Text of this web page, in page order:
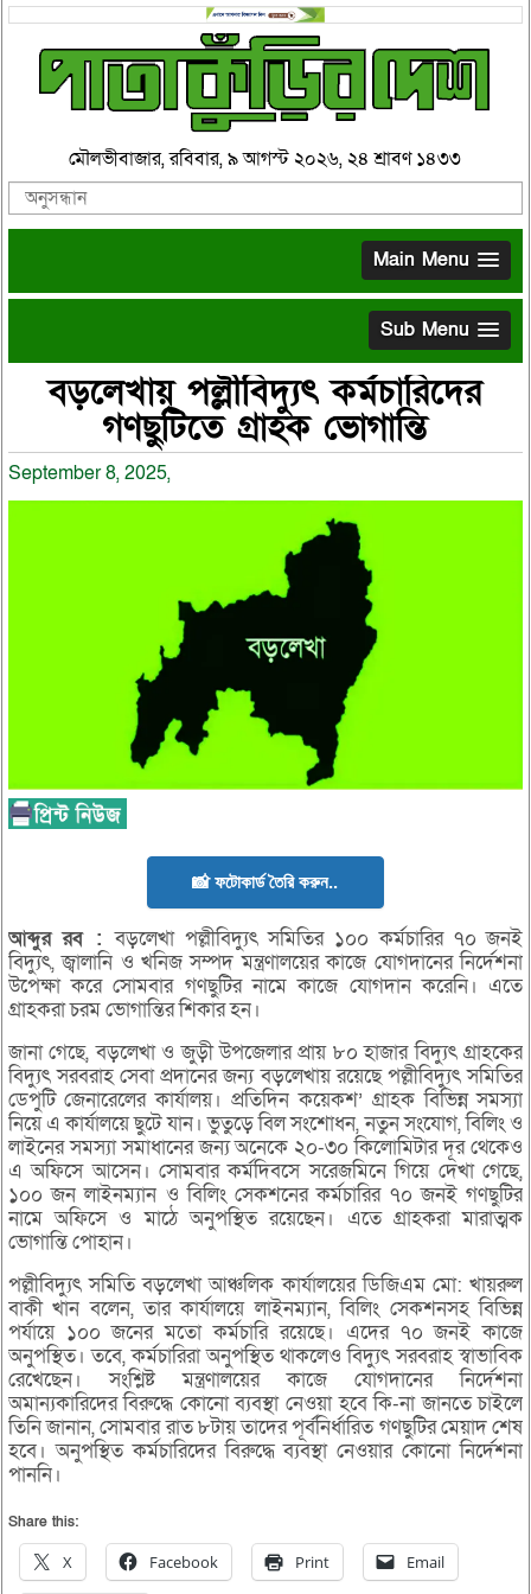
মৌলভীবাজার, রবিবার, ৯ আগস্ট ২০২৬, ২৪ শ্রাবণ ১৪৩৩
Main Menu
Sub Menu
বড়লেখায় পল্লীবিদ্যুৎ কর্মচারিদের
গণছুটিতে গ্রাহক ভোগান্তি
September 8, 2025,
📸 ফটোকার্ড তৈরি করুন..
আব্দুররব :বড়লেখা পল্লীবিদ্যুৎ সমিতির ১০০ কর্মচারির ৭০ জনই
বিদ্যুৎ, জ্বালানি ও খনিজ সম্পদ মন্ত্রণালয়ের কাজে যোগদানের নির্দেশনা
উপেক্ষা করে সোমবার গণছুটির নামে কাজে যোগদান করেনি। এতে
গ্রাহকরা চরম ভোগান্তির শিকার হন।
জানা গেছে, বড়লেখা ও জুড়ী উপজেলার প্রায় ৮০ হাজার বিদ্যুৎ গ্রাহকের
বিদ্যুৎ সরবরাহ সেবা প্রদানের জন্য বড়লেখায় রয়েছে পল্লীবিদ্যুৎ সমিতির
ডেপুটি জেনারেলের কার্যালয়। প্রতিদিন কয়েকশ’ গ্রাহক বিভিন্ন সমস্যা
নিয়ে এ কার্যালয়ে ছুটে যান। ভুতুড়ে বিল সংশোধন, নতুন সংযোগ, বিলিং ও
লাইনের সমস্যা সমাধানের জন্য অনেকে ২০-৩০ কিলোমিটার দূর থেকেও
এ অফিসে আসেন। সোমবার কর্মদিবসে সরেজমিনে গিয়ে দেখা গেছে,
১০০ জন লাইনম্যান ও বিলিং সেকশনের কর্মচারির ৭০ জনই গণছুটির
নামে অফিসে ও মাঠে অনুপস্থিত রয়েছেন। এতে গ্রাহকরা মারাত্মক
ভোগান্তি পোহান।
পল্লীবিদ্যুৎ সমিতি বড়লেখা আঞ্চলিক কার্যালয়ের ডিজিএম মো: খায়রুল
বাকী খান বলেন, তার কার্যালয়ে লাইনম্যান, বিলিং সেকশনসহ বিভিন্ন
পর্যায়ে ১০০ জনের মতো কর্মচারি রয়েছে। এদের ৭০ জনই কাজে
অনুপস্থিত। তবে, কর্মচারিরা অনুপস্থিত থাকলেও বিদ্যুৎ সরবরাহ স্বাভাবিক
রেখেছেন। সংশ্লিষ্ট মন্ত্রণালয়ের কাজে যোগদানের নির্দেশনা
অমান্যকারিদের বিরুদ্ধে কোনো ব্যবস্থা নেওয়া হবে কি-না জানতে চাইলে
তিনি জানান, সোমবার রাত ৮টায় তাদের পূর্বনির্ধারিত গণছুটির মেয়াদ শেষ
হবে। অনুপস্থিত কর্মচারিদের বিরুদ্ধে ব্যবস্থা নেওয়ার কোনো নির্দেশনা
পাননি।
Share this:
X Facebook Print Email